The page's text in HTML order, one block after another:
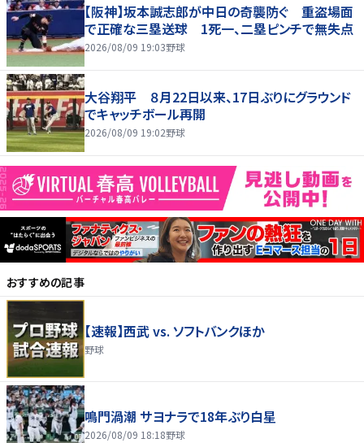
【阪神】坂本誠志郎が中日の奇襲防ぐ 重盗場面
で正確な三塁送球 1死一、二塁ピンチで無失点
2026/08/09 19:03野球
大谷翔平 ８月22日以来、17日ぶりにグラウンド
でキャッチボール再開
2026/08/09 19:02野球
おすすめの記事
【速報】西武 vs. ソフトバンクほか
野球
鳴門渦潮 サヨナラで18年ぶり白星
2026/08/09 18:18野球